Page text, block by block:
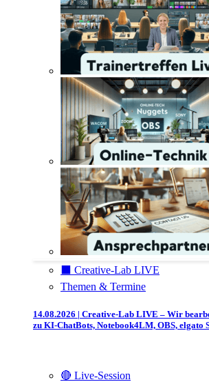
⬛️ Creative-Lab LIVE
Themen & Termine
14.08.2026 | Creative-Lab LIVE – Wir
zu KI-ChatBots, Notebook4LM, OBS, elgato
🔴 Live-Session